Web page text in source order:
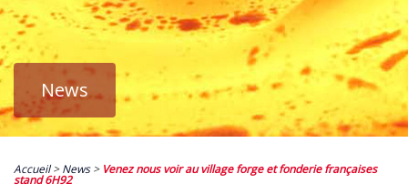
News
Accueil>News> Venez nous voir au village forge et fonderie françaises
stand 6H92